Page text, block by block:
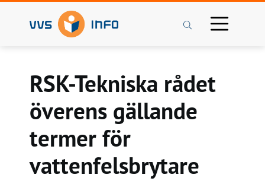
Sök
RSK-Tekniska rådet
överens gällande
termer för
vattenfelsbrytare